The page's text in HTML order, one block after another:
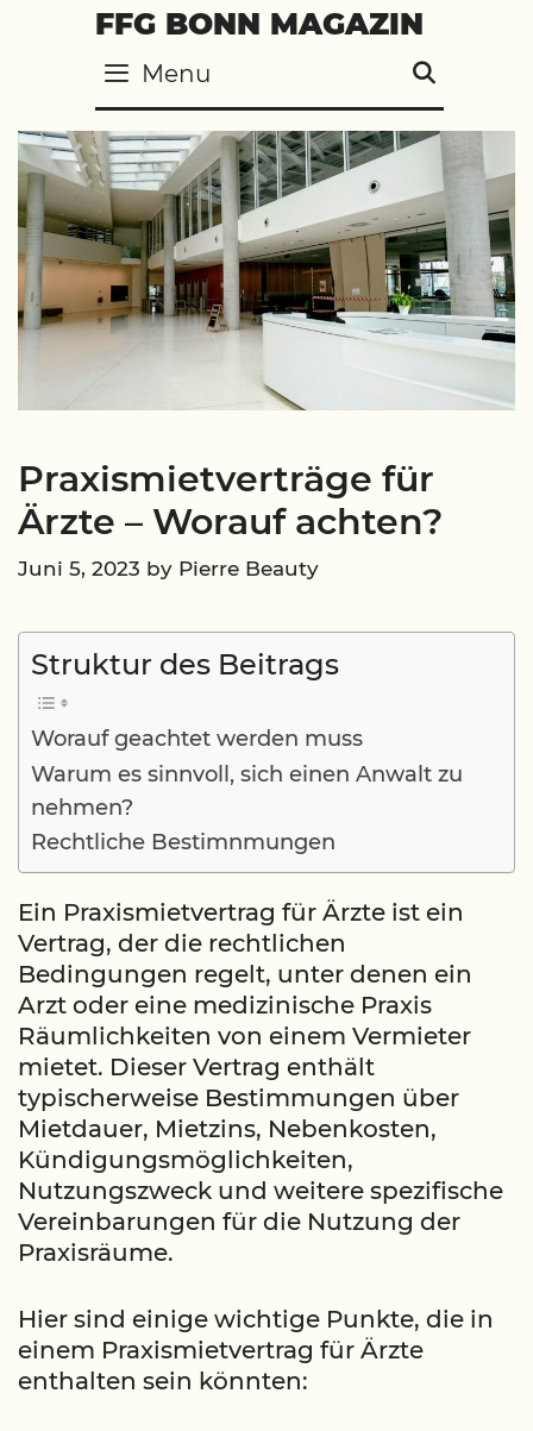
FFG BONN MAGAZIN
Menu
Praxismietverträge für
Ärzte – Worauf achten?
Juni 5, 2023 by Pierre Beauty
Struktur des Beitrags
Worauf geachtet werden muss
Warum es sinnvoll, sich einen Anwalt zu
nehmen?
Rechtliche Bestimnmungen
Ein Praxismietvertrag für Ärzte ist ein
Vertrag, der die rechtlichen
Bedingungen regelt, unter denen ein
Arzt oder eine medizinische Praxis
Räumlichkeiten von einem Vermieter
mietet. Dieser Vertrag enthält
typischerweise Bestimmungen über
Mietdauer, Mietzins, Nebenkosten,
Kündigungsmöglichkeiten,
Nutzungszweck und weitere spezifische
Vereinbarungen für die Nutzung der
Praxisräume.
Hier sind einige wichtige Punkte, die in
einem Praxismietvertrag für Ärzte
enthalten sein könnten: